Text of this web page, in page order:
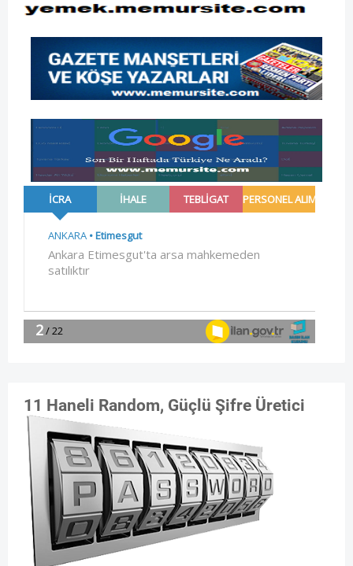
11 Haneli Random, Güçlü Şifre Üretici